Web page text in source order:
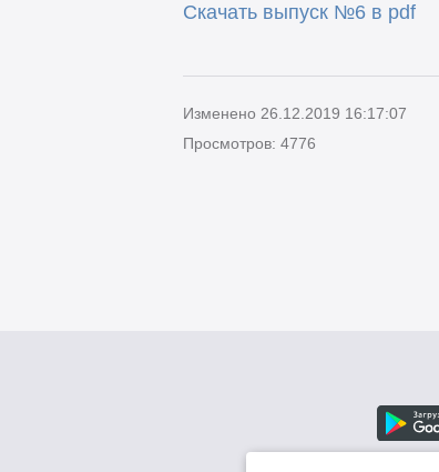
Скачать выпуск №6 в pdf
Изменено 26.12.2019 16:17:07
Просмотров: 4776